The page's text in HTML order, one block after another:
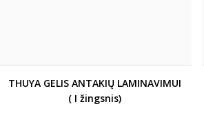
THUYA GELIS ANTAKIŲ LAMINAVIMUI
( I žingsnis)